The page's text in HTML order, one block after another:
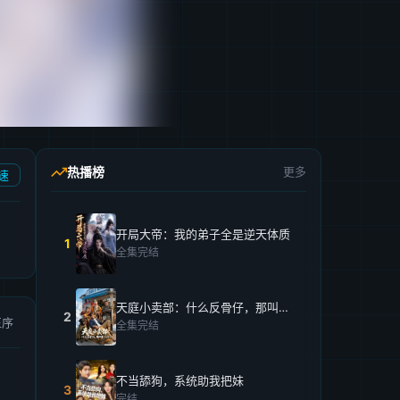
热播榜 更多
1
开局大帝：我的弟子全是逆天体质
全集完结
2
天庭小卖部：什么反骨仔，那叫打工仔！
全集完结
3
不当舔狗，系统助我把妹